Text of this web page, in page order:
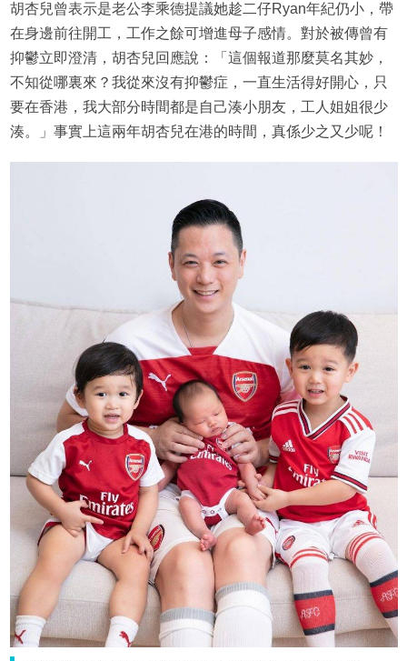
胡杏兒曾表示是老公李乘德提議她趁二仔Ryan年紀仍小，帶
在身邊前往開工，工作之餘可增進母子感情。對於被傳曾有
抑鬱立即澄清，胡杏兒回應說：「這個報道那麼莫名其妙，
不知從哪裏來？我從來沒有抑鬱症，一直生活得好開心，只
要在香港，我大部分時間都是自己湊小朋友，工人姐姐很少
湊。」事實上這兩年胡杏兒在港的時間，真係少之又少呢！